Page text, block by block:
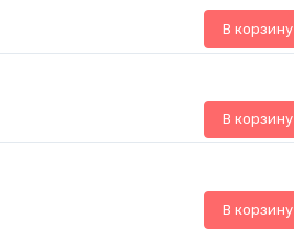
В корзину
В корзину
В корзину